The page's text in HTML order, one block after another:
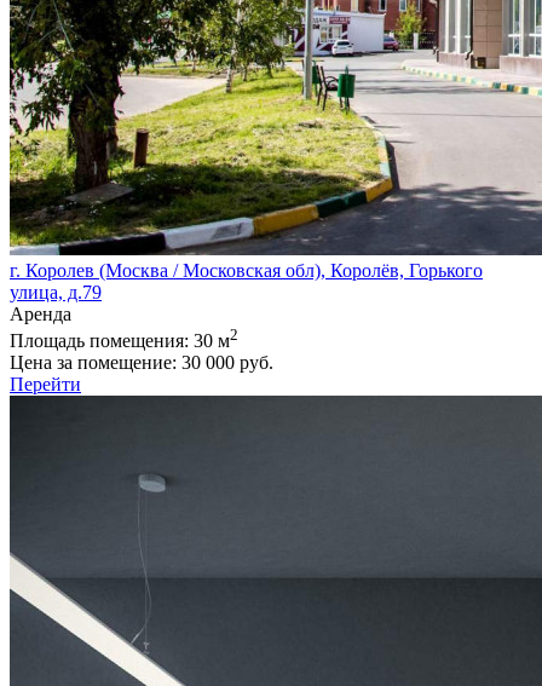
г. Королев (Москва / Московская обл), Королёв, Горького
улица, д.79
Аренда
Площадь помещения: 30 м2
Цена за помещение: 30 000 руб.
Перейти